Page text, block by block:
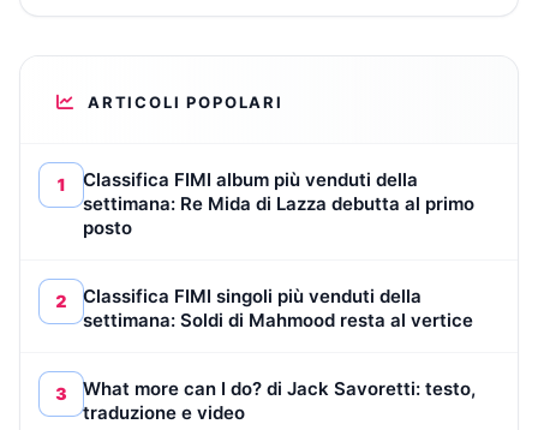
ARTICOLI POPOLARI
1
Classifica FIMI album più venduti della
settimana: Re Mida di Lazza debutta al primo
posto
2
Classifica FIMI singoli più venduti della
settimana: Soldi di Mahmood resta al vertice
3
What more can I do? di Jack Savoretti: testo,
traduzione e video